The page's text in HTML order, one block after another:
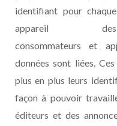
identifiant pour chaque
appareil des
consommateurs et
données sont liées.
plus en plus leurs
façon à pouvoir
éditeurs et des